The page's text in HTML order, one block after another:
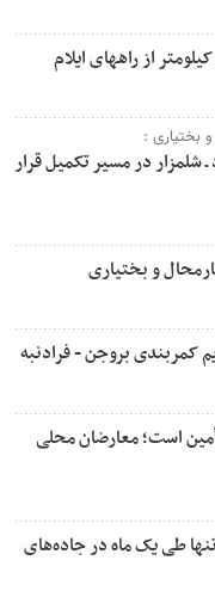
از راههای ایلام
بختیاری :
در مسیر تکمیل قرار
کمربندی بروجن - فرادنبه
است؛ معارضان محلی
تنها طی یک ماه در جاده‌های